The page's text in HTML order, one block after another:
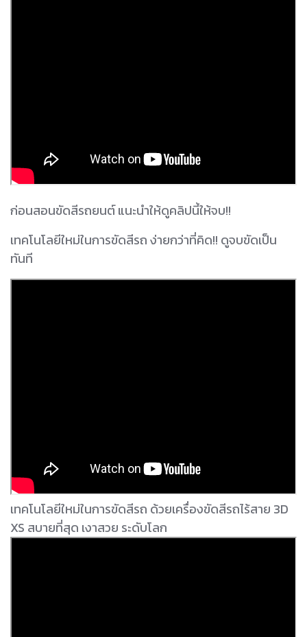
ก่อนสอนขัดสีรถยนต์ แนะนำให้ดูคลิปนี้ให้จบ!!
เทคโนโลยีใหม่ในการขัดสีรถ ง่ายกว่าที่คิด!! ดูจบขัดเป็น
ทันที
เทคโนโลยีใหม่ในการขัดสีรถ ด้วยเครื่องขัดสีรถไร้สาย 3D
XS สบายที่สุด เงาสวย ระดับโลก